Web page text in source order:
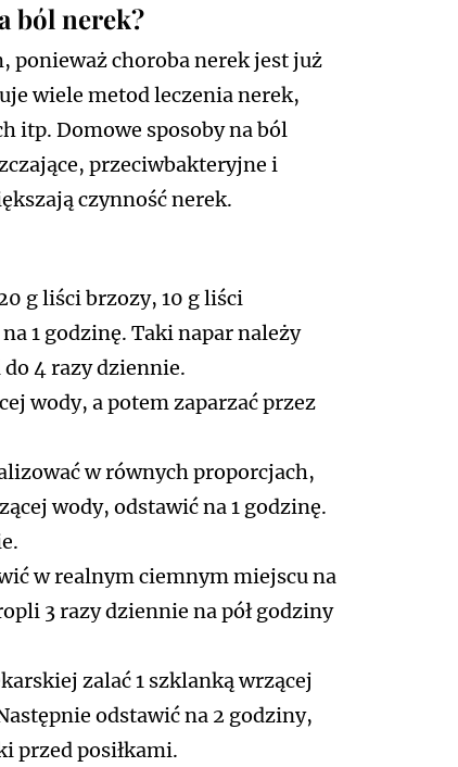
ból nerek?
ponieważ choroba nerek jest już
wiele metod leczenia nerek,
itp. Domowe sposoby na ból
przeciwbakteryjne i
czynność nerek.
g liści brzozy, 10 g liści
1 godzinę. Taki napar należy
4 razy dziennie.
wody, a potem zaparzać przez
w równych proporcjach,
wody, odstawić na 1 godzinę.
w realnym ciemnym miejscu na
3 razy dziennie na pół godziny
zalać 1 szklanką wrzącej
odstawić na 2 godziny,
przed posiłkami.